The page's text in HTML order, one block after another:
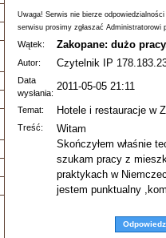
Uwaga! Serwis nie bierze
serwisu prosimy zgłaszać Administratorowi
Wątek: Zakopane: dużo
Autor: Czytelnik IP
Data
wysłania:
2011-05-05 21:11
Temat: Hotele i restauracje w
Treść:
Witam
Skończyłem właśnie
szukam pracy z
praktykach w
jestem punktualny
Odpowiedz